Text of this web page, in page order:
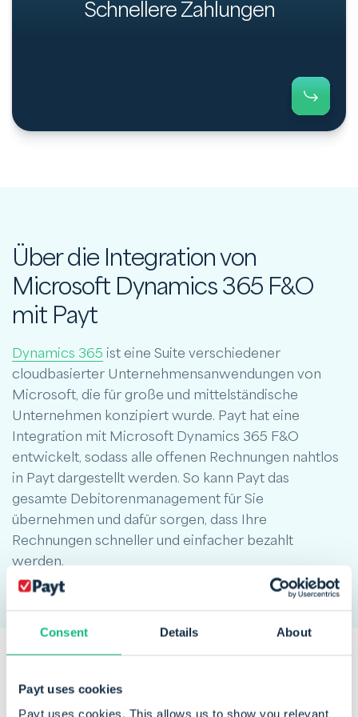
Consent Details About
Payt uses cookies
Payt uses cookies. This allows us to show you relevant
Schnellere Zahlungen
vielen anderen Faktoren. In solchen Fällen kannst
du SmartCollect von Payt nutzen.
Über die Integration von
Microsoft Dynamics 365 F&O
mit Payt
Dynamics 365 ist eine Suite verschiedener
cloudbasierter Unternehmensanwendungen von
Microsoft, die für große und mittelständische
Unternehmen konzipiert wurde. Payt hat eine
Integration mit Microsoft Dynamics 365 F&O
entwickelt, sodass alle offenen Rechnungen nahtlos
in Payt dargestellt werden. So kann Payt das
gesamte Debitorenmanagement für Sie
übernehmen und dafür sorgen, dass Ihre
Rechnungen schneller und einfacher bezahlt
werden.
Diese Unternehmenvertrauen